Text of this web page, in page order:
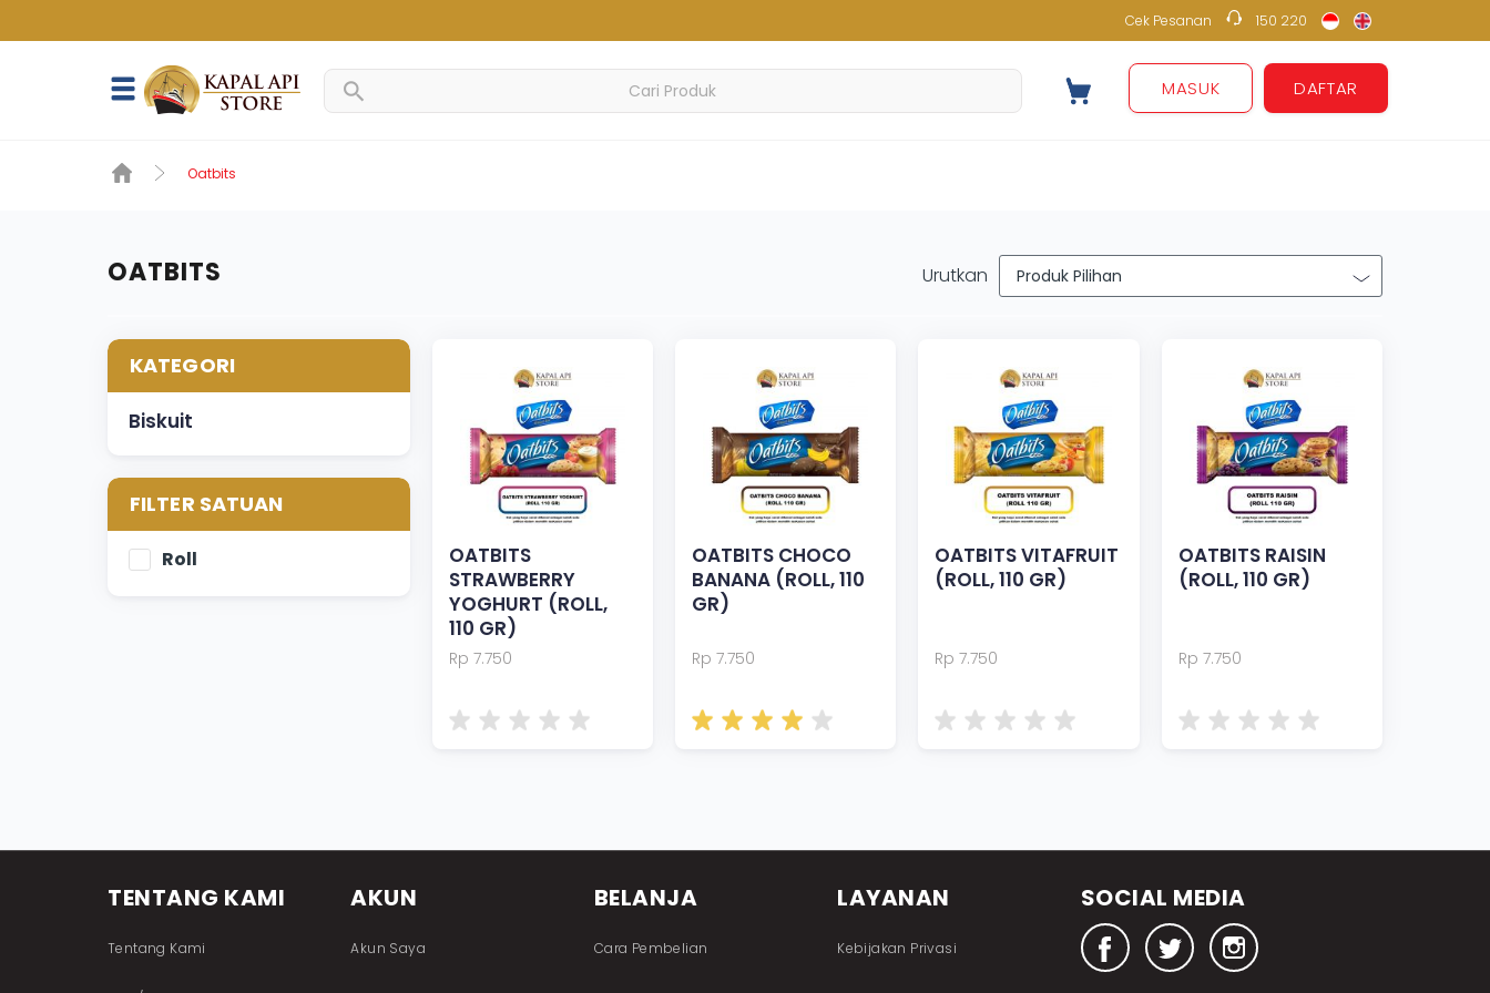
Cek Pesanan 150 220
150 220
MASUK DAFTAR
Oatbits
OATBITS Urutkan
KATEGORI
Biskuit
FILTER SATUAN
Roll
OATBITS
STRAWBERRY
YOGHURT (ROLL,
110 GR)
Rp 7.750
OATBITS CHOCO
BANANA (ROLL, 110
GR)
Rp 7.750
OATBITS VITAFRUIT
(ROLL, 110 GR)
Rp 7.750
OATBITS RAISIN
(ROLL, 110 GR)
Rp 7.750
TENTANG KAMI
Tentang Kami
AKUN
Akun Saya
BELANJA
Cara Pembelian
LAYANAN
Kebijakan Privasi
SOCIAL MEDIA